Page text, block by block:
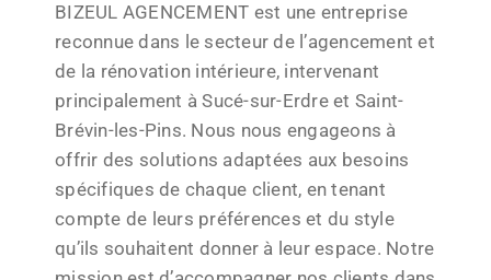
BIZEUL AGENCEMENT est une entreprise
reconnue dans le secteur de l’agencement et
de la rénovation intérieure, intervenant
principalement à Sucé-sur-Erdre et Saint-
Brévin-les-Pins. Nous nous engageons à
offrir des solutions adaptées aux besoins
spécifiques de chaque client, en tenant
compte de leurs préférences et du style
qu’ils souhaitent donner à leur espace. Notre